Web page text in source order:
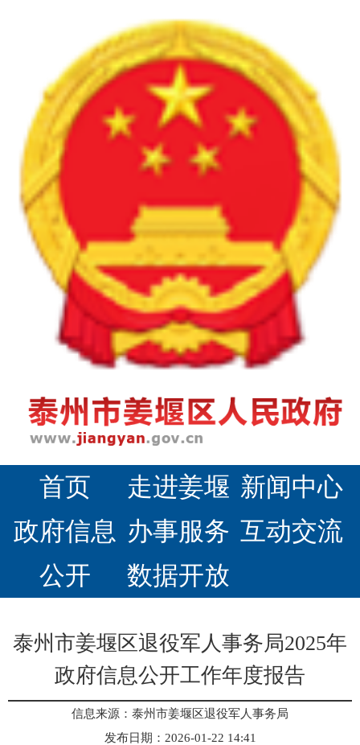
首页 走进姜堰 新闻中心
政府信息
公开
办事服务 互动交流
数据开放
泰州市姜堰区退役军人事务局2025年
政府信息公开工作年度报告
信息来源：泰州市姜堰区退役军人事务局
发布日期：2026-01-22 14:41